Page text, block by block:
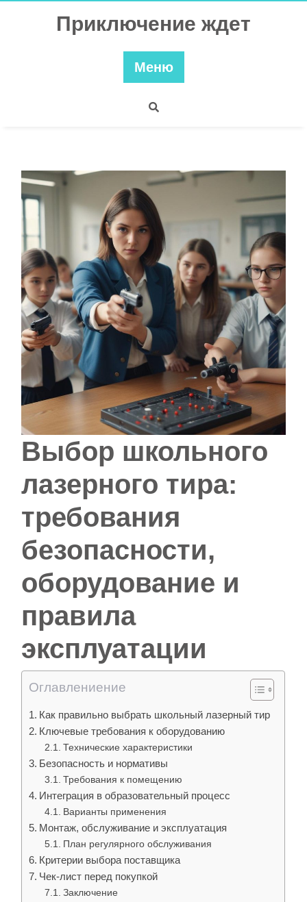
Приключение ждет
Меню
Выбор школьного
лазерного тира:
требования
безопасности,
оборудование и
правила
эксплуатации
Оглавлениение
Как правильно выбрать школьный лазерный тир
Ключевые требования к оборудованию
Технические характеристики
Безопасность и нормативы
Требования к помещению
Интеграция в образовательный процесс
Варианты применения
Монтаж, обслуживание и эксплуатация
План регулярного обслуживания
Критерии выбора поставщика
Чек-лист перед покупкой
Заключение